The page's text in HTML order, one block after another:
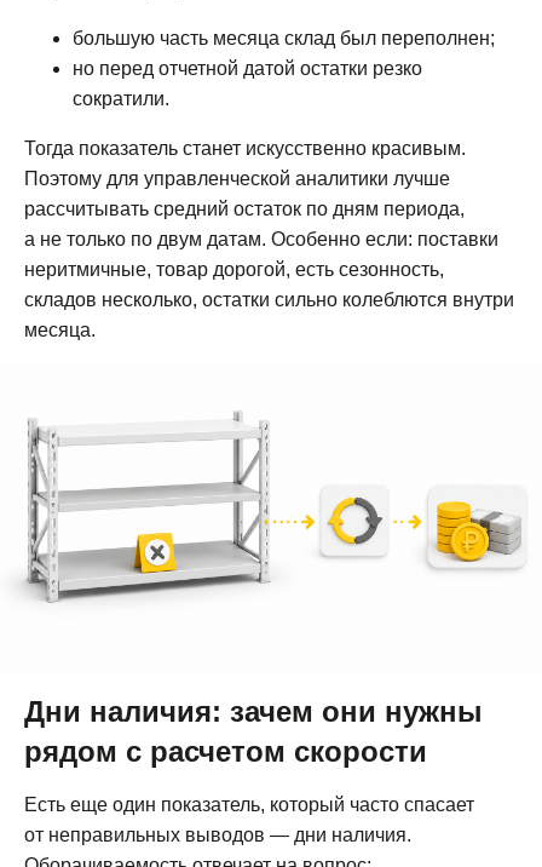
большую часть месяца склад был переполнен;
но перед отчетной датой остатки резко
сократили.
Тогда показатель станет искусственно красивым.
Поэтому для управленческой аналитики лучше
рассчитывать средний остаток по дням периода,
а не только по двум датам. Особенно если: поставки
неритмичные, товар дорогой, есть сезонность,
складов несколько, остатки сильно колеблются внутри
месяца.
Дни наличия: зачем они нужны
рядом с расчетом скорости
Есть еще один показатель, который часто спасает
от неправильных выводов — дни наличия.